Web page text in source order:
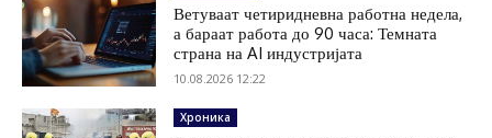
Ветуваат четиридневна работна недела,
а бараат работа до 90 часа: Темната
страна на AI индустријата
10.08.2026 12:22
Хроника